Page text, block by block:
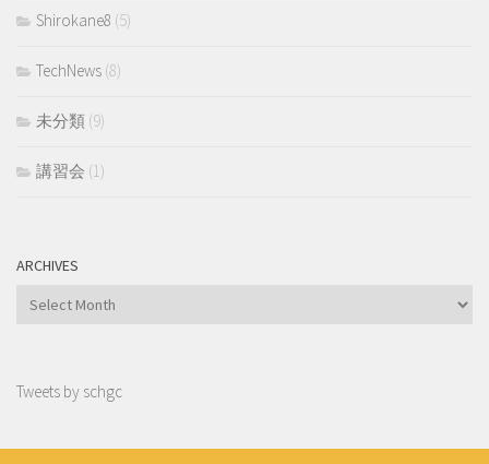
Shirokane8 (5)
TechNews (8)
未分類 (9)
講習会 (1)
ARCHIVES
Archives
Tweets by schgc